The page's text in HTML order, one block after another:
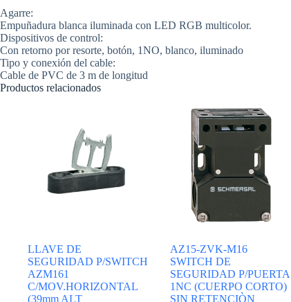
Agarre:
Empuñadura blanca iluminada con LED RGB multicolor.
Dispositivos de control:
Con retorno por resorte, botón, 1NO, blanco, iluminado
Tipo y conexión del cable:
Cable de PVC de 3 m de longitud
Productos relacionados
LLAVE DE
SEGURIDAD P/SWITCH
AZM161
C/MOV.HORIZONTAL
(39mm ALT
AZ15-ZVK-M16
SWITCH DE
SEGURIDAD P/PUERTA
1NC (CUERPO CORTO)
SIN RETENCIÒN